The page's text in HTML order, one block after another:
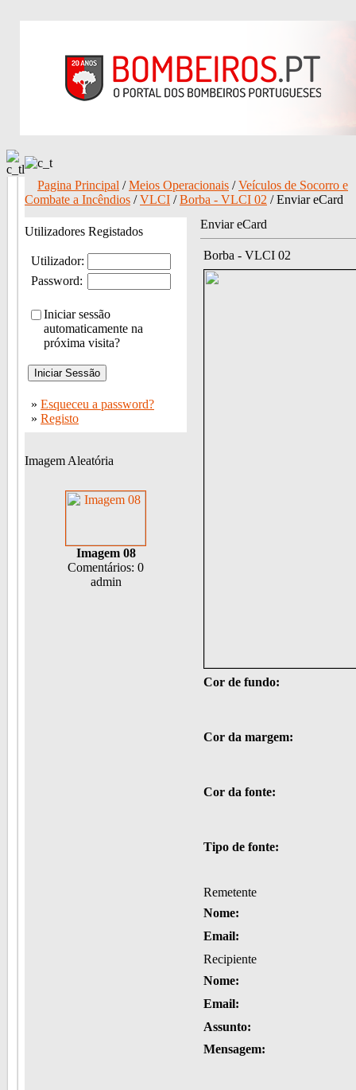
Pagina Principal /Meios Operacionais /Veículos de Socorro e
Combate a Incêndios /VLCI /Borba - VLCI 02 / Enviar eCard
Utilizadores Registados
Utilizador:
Password:
Iniciar sessão
automaticamente na
próxima visita?
» Esqueceu a password?
» Registo
Imagem Aleatória
Imagem 08
Comentários: 0
admin
Enviar eCard
Borba - VLCI 02
Cor de fundo:
Cor da margem:
Cor da fonte:
Tipo de fonte:
Remetente
Nome:
Email:
Recipiente
Nome:
Email:
Assunto:
Mensagem: